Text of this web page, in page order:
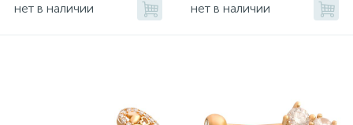
нет в наличии нет в наличии